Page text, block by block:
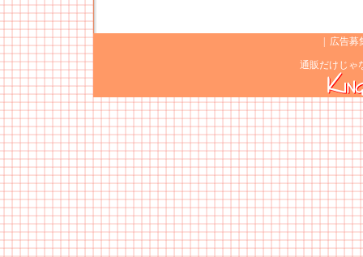
広告募
通販だけじゃ